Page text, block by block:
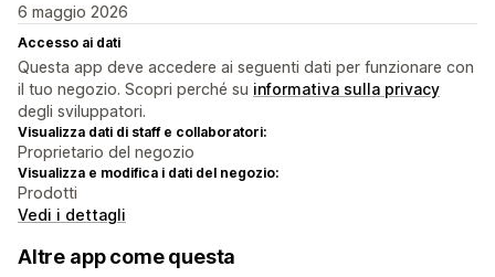
6 maggio 2026
Accesso ai dati
Questa app deve accedere ai seguenti dati per funzionare con
il tuo negozio. Scopri perché su informativa sulla privacy
degli sviluppatori.
Visualizza dati di staff e collaboratori:
Proprietario del negozio
Visualizza e modifica i dati del negozio:
Prodotti
Vedi i dettagli
Altre app come questa